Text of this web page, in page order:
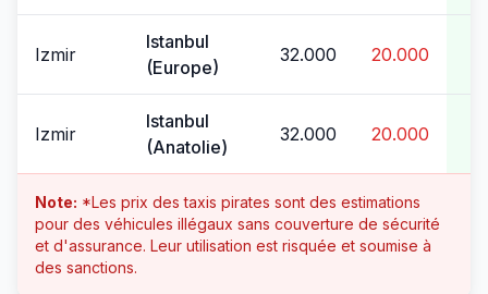
Izmir
Istanbul
(Europe)
32.000 20.000
Izmir
Istanbul
(Anatolie)
32.000 20.000
Note: *Les prix des taxis pirates sont des estimations
pour des véhicules illégaux sans couverture de sécurité
et d'assurance. Leur utilisation est risquée et soumise à
des sanctions.